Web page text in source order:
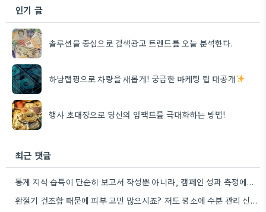
인기 글
솔루션을 중심으로 검색광고 트렌드를 오늘 분석한다.
하남랩핑으로 차량을 새롭게! 궁금한 마케팅 팁 대공개
행사 초대장으로 당신의 임팩트를 극대화하는 방법!
최근 댓글
통계 지식 습득이 단순히 보고서 작성뿐 아니라, 캠페인 성과 측정에도 도움이 된다니 흥미롭네요.
환절기 건조함 때문에 피부 고민 많으시죠? 저도 평소에 수분 관리 신경 쓰느라 시간 오래 뺏깁니다.